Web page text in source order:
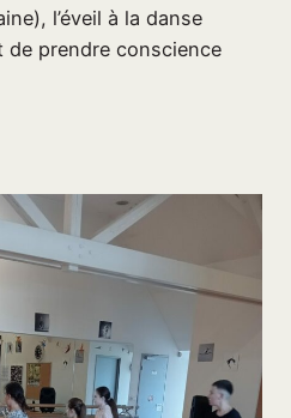
l’éveil à la danse
de prendre conscience